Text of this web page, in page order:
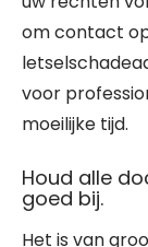
om contact
voor
moeilijke tijd.
Houd alle
goed bij.
Het is van